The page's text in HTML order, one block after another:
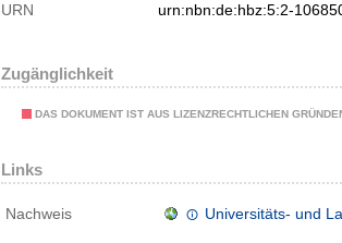
URN
urn:nbn:de:hbz:5:2-
Zugänglichkeit
DAS DOKUMENT IST AUS LIZENZRECHTLICHEN
Links
Nachweis Universitäts- und